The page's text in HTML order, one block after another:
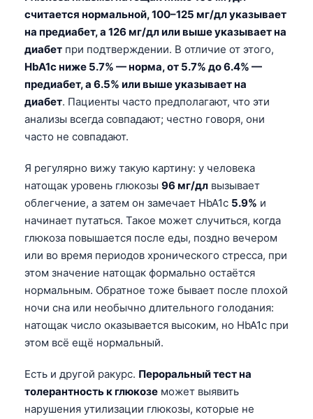
считается нормальной, 100–125 мг/дл указывает
на предиабет, а 126 мг/дл или выше указывает на
диабет при подтверждении. В отличие от этого,
HbA1c ниже 5.7% — норма, от 5.7% до 6.4% —
предиабет, а 6.5% или выше указывает на
диабет. Пациенты часто предполагают, что эти
анализы всегда совпадают; честно говоря, они
часто не совпадают.
Я регулярно вижу такую картину: у человека
натощак уровень глюкозы 96 мг/дл вызывает
облегчение, а затем он замечает HbA1c 5.9% и
начинает путаться. Такое может случиться, когда
глюкоза повышается после еды, поздно вечером
или во время периодов хронического стресса, при
этом значение натощак формально остаётся
нормальным. Обратное тоже бывает после плохой
ночи сна или необычно длительного голодания:
натощак число оказывается высоким, но HbA1c при
этом всё ещё нормальный.
Есть и другой ракурс. Пероральный тест на
толерантность к глюкозе может выявить
нарушения утилизации глюкозы, которые не